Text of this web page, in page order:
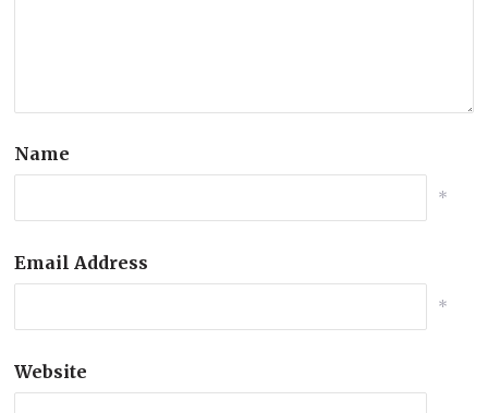
Name
*
Email Address
*
Website